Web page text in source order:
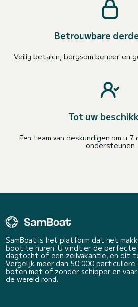
Betrouwbare
Veilig betalen, borgsom beheer en
Tot uw
Een team van deskundigen om u
ondersteunen
SamBoat is het platform dat het
boot te huren. U vindt er de perfecte
dagtocht of een zeilvakantie, en dit
Vergelijk meer dan 50 000
boten met of zonder schipper en
de wereld rond.